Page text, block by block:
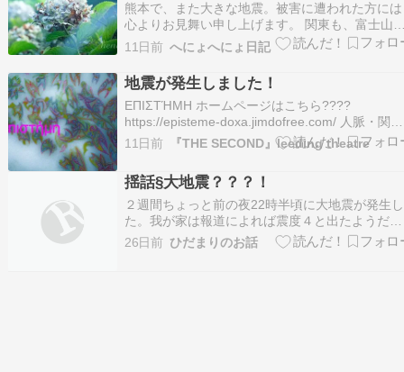
熊本で、また大きな地震。被害に遭われた方には
心よりお見舞い申し上げます。 関東も、富士山
火やら地震やら、まだ来ない大きな災害に戦々
恐々とする日々。少しずつ、防災グッズを買いそ
ろえたり、耐震対策をしたりしていますが、おそ
らく、震度7クラスの地震では家具の倒壊や住宅
体の損傷など…
11日前 へにょへにょ日記
地震が発生しました！
ΕΠΙΣΤΉΜΗ ホームページはこちら????
https://episteme-doxa.jimdofree.com/ 人脈・関係
者理論ランキング 運動ダイエットランキング中
競馬ランキング セラピストランキング 不安を煽
な地震…
11日前 『THE SECOND』leeding theatre
揺話§大地震？？？！
２週間ちょっと前の夜22時半頃に大地震が発生し
た。我が家は報道によれば震度４と出たようだ
が、体感としては震度４強＋と言ってもいいくら
いの揺れだった。ついその前にも、東北地方で６
26日前 ひだまりのお話